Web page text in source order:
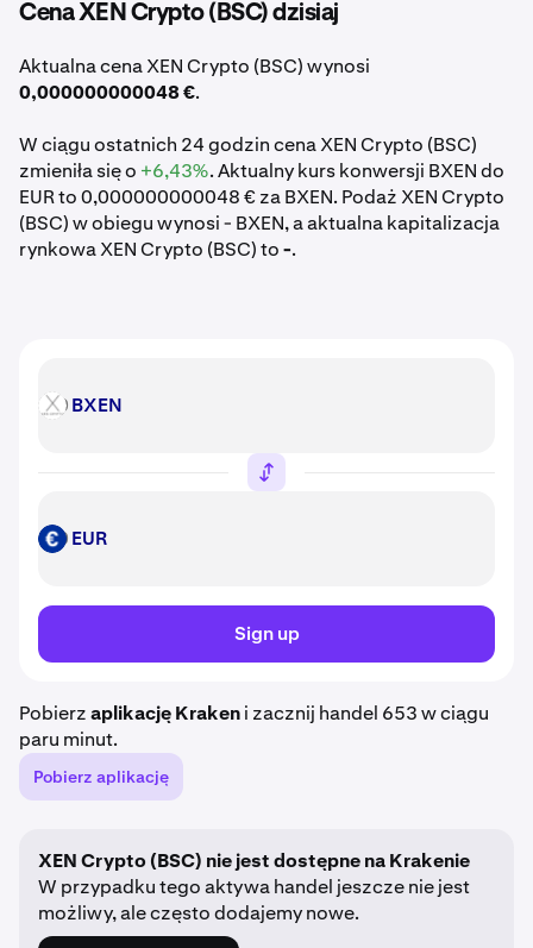
Cena XEN Crypto (BSC) dzisiaj
Aktualna cena XEN Crypto (BSC) wynosi
0,000000000048 €.
W ciągu ostatnich 24 godzin cena XEN Crypto (BSC)
zmieniła się o +6,43%. Aktualny kurs konwersji BXEN do
EUR to 0,000000000048 € za BXEN. Podaż XEN Crypto
(BSC) w obiegu wynosi - BXEN, a aktualna kapitalizacja
rynkowa XEN Crypto (BSC) to-.
BXEN BXEN
EUR EUR
Sign up
Pobierzaplikację Krakeni zacznij handel 653 w ciągu
paru minut.
Pobierz aplikację
XEN Crypto (BSC) nie jest dostępne na Krakenie
W przypadku tego aktywa handel jeszcze nie jest
możliwy, ale często dodajemy nowe.